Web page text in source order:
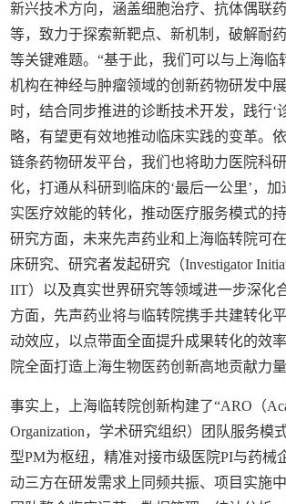
新兴技术方向，涵盖细胞治疗、抗体偶联
等，致力于探索新靶点、新机制，破解耐
等关键难题。“基于此，我们可以与上海临
机构在神经与肿瘤领域的创新药物研发中
时，结合同步推进的诊断技术开发，践行‘
略，有望更有效地推动临床实践的变革。
链条药物研发平台，我们也将助力医院科
化，打通从科研到临床的‘最后一公里’，
实医疗效能的转化，推动医疗服务模式的
研究方面，未来先声药业和上海临转院可
床研究、研究者发起研究（Investigator
IIT）以及真实世界研究等领域进一步深化
方面，先声药业将与临转院携手共建转化
动效应，以点带面全面提升成果转化的效
院全面打造上海生物医药创新高地贡献力
事实上，上海临转院创新构建了“ARO（
Organization，学术研究组织）团队服务模
型PM为枢纽，精准对接市级医院PI与药械
动三方在研发需求上同频共振、项目实施